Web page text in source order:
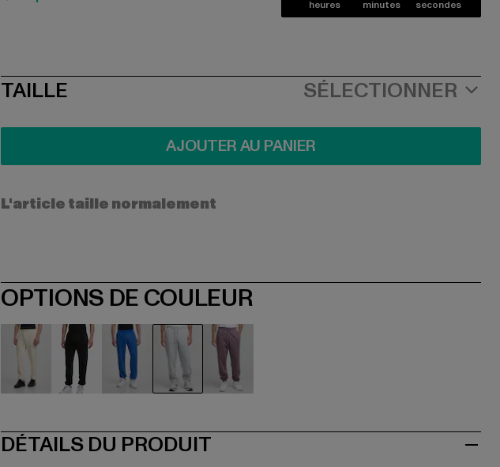
heures minutes secondes
SIZE
TAILLE SÉLECTIONNER
AJOUTER AU PANIER
L'article taille normalement
OPTIONS DE COULEUR
DÉTAILS DU PRODUIT